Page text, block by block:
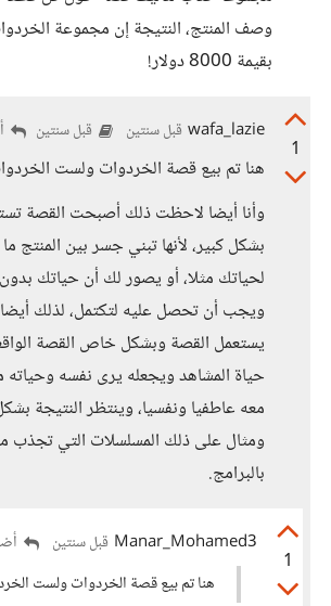
وصف المنتج، النتيجة إن مجموعة
بقيمة 8000 دولار!
1
wafa_lazie قبل سنتين قبل سنتين
هنا تم بيع قصة الخردوات ولست
وأنا أيضا لاحظت ذلك أصبحت القصة
بشكل كبير، لأنها تبني جسر بين المنتج
لحياتك مثلا، أو يصور لك أن حياتك
ويجب أن تحصل عليه لتكتمل، لذلك
يستعمل القصة وبشكل خاص القصة
حياة المشاهد ويجعله يرى نفسه وحياته
معه عاطفيا ونفسيا، وينتظر النتيجة
ومثال على ذلك المسلسلات التي تجذب
بالبرامج.
1
Manar_Mohamed3 قبل سنتين
هنا تم بيع قصة الخردوات ولست